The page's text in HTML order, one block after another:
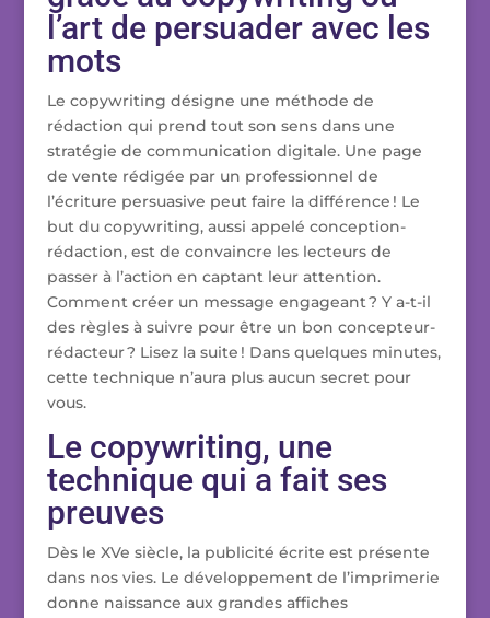
l’art de persuader avec les
mots
Le copywriting désigne une méthode de
rédaction qui prend tout son sens dans une
stratégie de communication digitale. Une page
de vente rédigée par un professionnel de
l’écriture persuasive peut faire la différence ! Le
but du copywriting, aussi appelé conception-
rédaction, est de convaincre les lecteurs de
passer à l’action en captant leur attention.
Comment créer un message engageant ? Y a-t-il
des règles à suivre pour être un bon concepteur-
rédacteur ? Lisez la suite ! Dans quelques minutes,
cette technique n’aura plus aucun secret pour
vous.
Le copywriting, une
technique qui a fait ses
preuves
Dès le XVe siècle, la publicité écrite est présente
dans nos vies. Le développement de l’imprimerie
donne naissance aux grandes affiches